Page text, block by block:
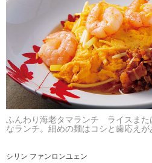
ふんわり海老タマランチ ライスまた
なランチ。細めの麺はコシと歯応え
シリン ファンロンユェン